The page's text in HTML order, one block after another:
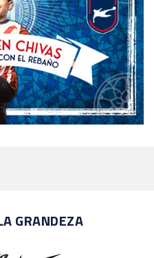
GRANDEZA